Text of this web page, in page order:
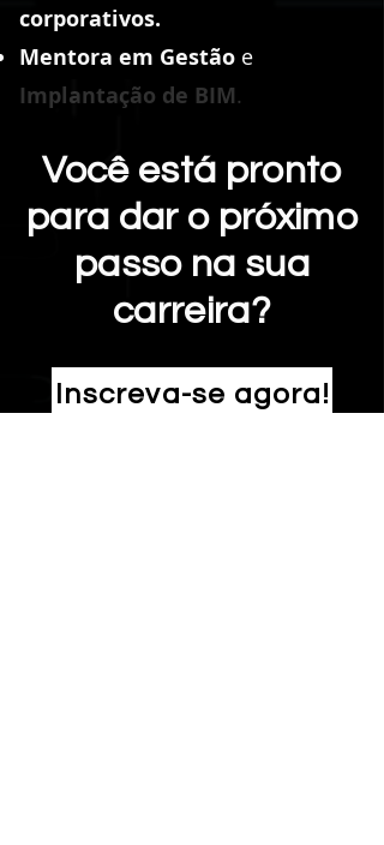
corporativos.
Mentora em Gestão e
Implantação de BIM.
Você está pronto
para dar o próximo
passo na sua
carreira?
Inscreva-se agora!